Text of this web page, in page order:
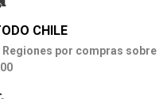
CHILE
Regiones por compras sobre